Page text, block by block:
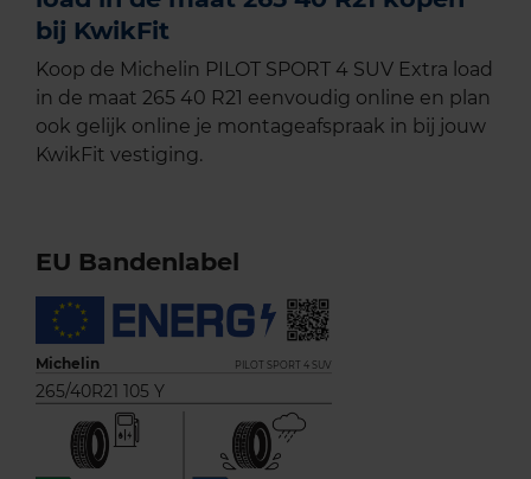
bij KwikFit
Koop de Michelin PILOT SPORT 4 SUV Extra load
in de maat 265 40 R21 eenvoudig online en plan
ook gelijk online je montageafspraak in bij jouw
KwikFit vestiging.
EU Bandenlabel
Michelin PILOT SPORT 4 SUV
265/40R21 105 Y